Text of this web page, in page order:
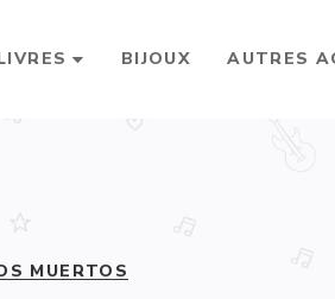
BIJOUX AUTRES
MUERTOS